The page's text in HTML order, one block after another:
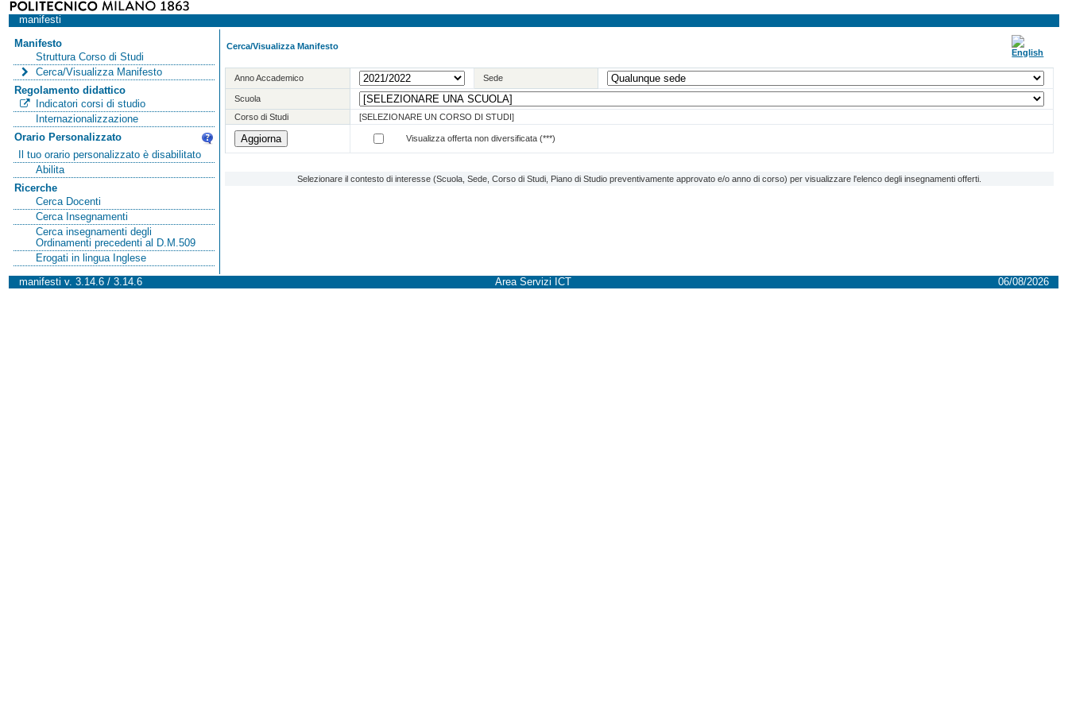
manifesti
Manifesto
Struttura Corso di Studi
Cerca/Visualizza Manifesto
Regolamento didattico
Indicatori corsi di studio
Internazionalizzazione
Orario Personalizzato
Il tuo orario personalizzato è disabilitato
Abilita
Ricerche
Cerca Docenti
Cerca Insegnamenti
Cerca insegnamenti degli
Ordinamenti precedenti al D.M.509
Erogati in lingua Inglese
Cerca/Visualizza Manifesto
Anno Accademico Sede
Scuola
Corso di Studi
[SELEZIONARE UN CORSO DI STUDI]
Visualizza offerta non diversificata (***)
Selezionare il contesto di interesse (Scuola, Sede, Corso di Studi, Piano di Studio preventivamente approvato e/o anno di corso) per visualizzare l'elenco degli insegnamenti offerti.
manifesti v. 3.14.6 / 3.14.6 Area Servizi ICT 06/08/2026